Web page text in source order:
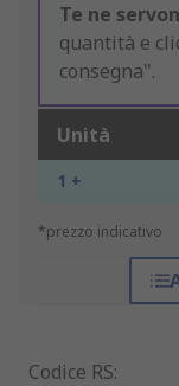
Te ne
quantità e
consegna".
Unità
1 +
*prezzo indicativo
Codice RS: